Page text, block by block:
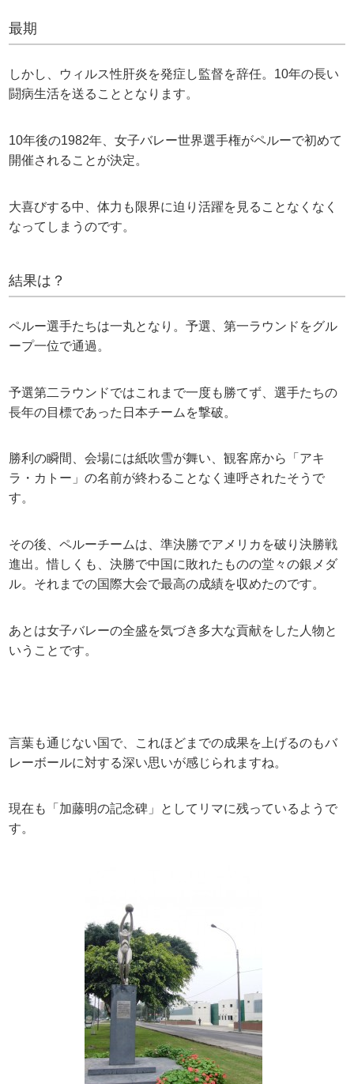
最期
しかし、ウィルス性肝炎を発症し監督を辞任。10年の長い
闘病生活を送ることとなります。
10年後の1982年、女子バレー世界選手権がペルーで初めて
開催されることが決定。
大喜びする中、体力も限界に迫り活躍を見ることなくなく
なってしまうのです。
結果は？
ペルー選手たちは一丸となり。予選、第一ラウンドをグル
ープ一位で通過。
予選第二ラウンドではこれまで一度も勝てず、選手たちの
長年の目標であった日本チームを撃破。
勝利の瞬間、会場には紙吹雪が舞い、観客席から「アキ
ラ・カトー」の名前が終わることなく連呼されたそうで
す。
その後、ペルーチームは、準決勝でアメリカを破り決勝戦
進出。惜しくも、決勝で中国に敗れたものの堂々の銀メダ
ル。それまでの国際大会で最高の成績を収めたのです。
あとは女子バレーの全盛を気づき多大な貢献をした人物と
いうことです。
言葉も通じない国で、これほどまでの成果を上げるのもバ
レーボールに対する深い思いが感じられますね。
現在も「加藤明の記念碑」としてリマに残っているようで
す。